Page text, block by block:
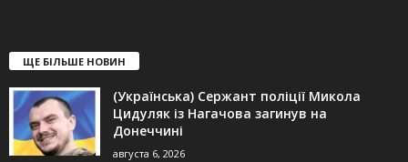
ЩЕ БІЛЬШЕ НОВИН
(Українська) Сержант поліції Микола
Цидуляк із Нагачова загинув на
Донеччині
августа 6, 2026